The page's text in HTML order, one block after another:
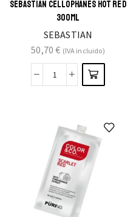
SEBASTIAN CELLOPHANES HOT RED
300ML
SEBASTIAN
50,70€ (IVA incluido)